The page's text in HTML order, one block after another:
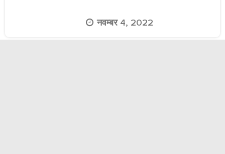
नवम्बर 4, 2022